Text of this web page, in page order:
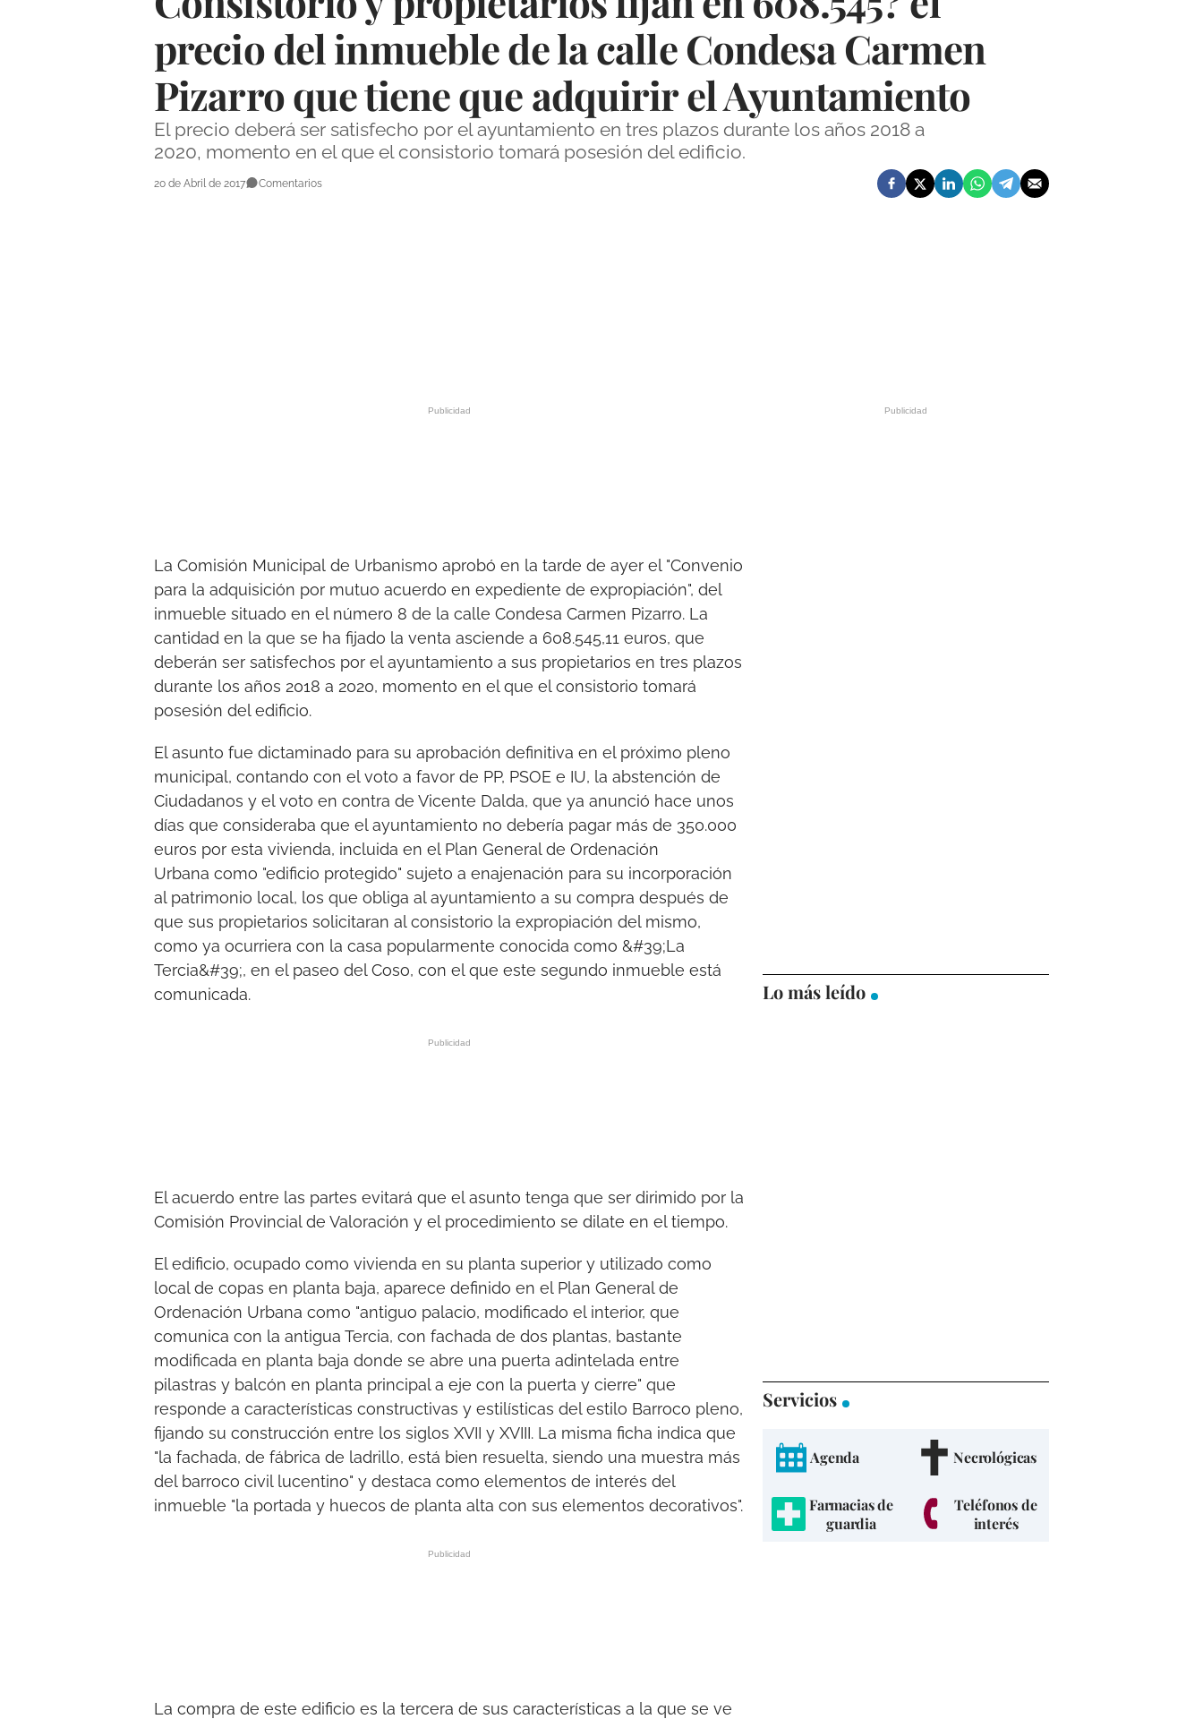
precio del inmueble de la calle Condesa Carmen
Pizarro que tiene que adquirir el Ayuntamiento
El precio deberá ser satisfecho por el ayuntamiento en tres plazos durante los años 2018 a
2020, momento en el que el consistorio tomará posesión del edificio.
20 de Abril de 2017 Comentarios
La Comisión Municipal de Urbanismo aprobó en la tarde de ayer el "Convenio
para la adquisición por mutuo acuerdo en expediente de expropiación", del
inmueble situado en el número 8 de la calle Condesa Carmen Pizarro. La
cantidad en la que se ha fijado la venta asciende a 608.545,11 euros, que
deberán ser satisfechos por el ayuntamiento a sus propietarios en tres plazos
durante los años 2018 a 2020, momento en el que el consistorio tomará
posesión del edificio.
El asunto fue dictaminado para su aprobación definitiva en el próximo pleno
municipal, contando con el voto a favor de PP, PSOE e IU, la abstención de
Ciudadanos y el voto en contra de Vicente Dalda, que ya anunció hace unos
días que consideraba que el ayuntamiento no debería pagar más de 350.000
euros por esta vivienda, incluida en el Plan General de Ordenación
Urbana como "edificio protegido" sujeto a enajenación para su incorporación
al patrimonio local, los que obliga al ayuntamiento a su compra después de
que sus propietarios solicitaran al consistorio la expropiación del mismo,
como ya ocurriera con la casa popularmente conocida como &#39;La
Tercia&#39;, en el paseo del Coso, con el que este segundo inmueble está
comunicada.
El acuerdo entre las partes evitará que el asunto tenga que ser dirimido por la
Comisión Provincial de Valoración y el procedimiento se dilate en el tiempo.
El edificio, ocupado como vivienda en su planta superior y utilizado como
local de copas en planta baja, aparece definido en el Plan General de
Ordenación Urbana como "antiguo palacio, modificado el interior, que
comunica con la antigua Tercia, con fachada de dos plantas, bastante
modificada en planta baja donde se abre una puerta adintelada entre
pilastras y balcón en planta principal a eje con la puerta y cierre" que
responde a características constructivas y estilísticas del estilo Barroco pleno,
fijando su construcción entre los siglos XVII y XVIII. La misma ficha indica que
"la fachada, de fábrica de ladrillo, está bien resuelta, siendo una muestra más
del barroco civil lucentino" y destaca como elementos de interés del
inmueble "la portada y huecos de planta alta con sus elementos decorativos".
La compra de este edificio es la tercera de sus características a la que se ve
Lo más leído
Servicios
Agenda Necrológicas
Farmacias de
guardia
Teléfonos de
interés